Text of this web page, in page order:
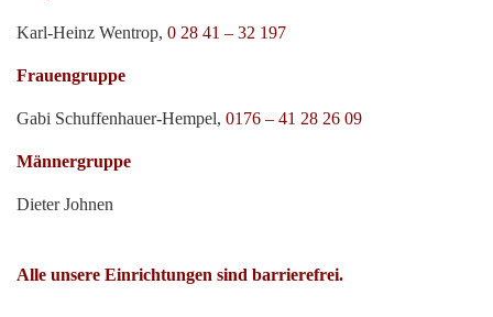
Karl-Heinz Wentrop, 0 28 41 – 32 197
Frauengruppe
Gabi Schuffenhauer-Hempel, 0176 – 41 28 26 09
Männergruppe
Dieter Johnen
Alle unsere Einrichtungen sind barrierefrei.